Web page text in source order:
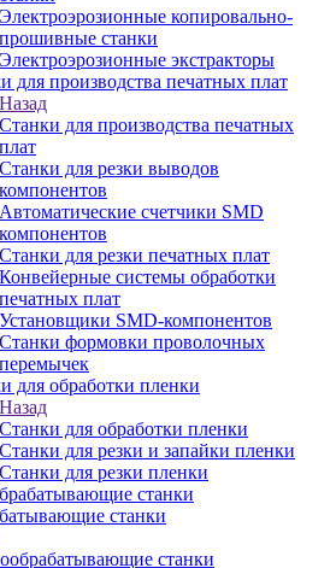
Электроэрозионные копировально-
прошивные станки
Электроэрозионные экстракторы
для производства печатных плат
Назад
Станки для производства печатных
плат
Станки для резки выводов
компонентов
Автоматические счетчики SMD
компонентов
Станки для резки печатных плат
Конвейерные системы обработки
печатных плат
Установщики SMD-компонентов
Станки формовки проволочных
перемычек
для обработки пленки
Назад
Станки для обработки пленки
Станки для резки и запайки пленки
Станки для резки пленки
станки
станки
станки